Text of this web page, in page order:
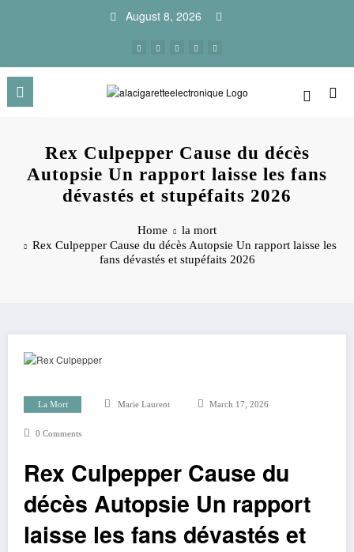
August 8, 2026
Rex Culpepper Cause du décès
Autopsie Un rapport laisse les fans
dévastés et stupéfaits 2026
Home
la mort
Rex Culpepper Cause du décès Autopsie Un rapport laisse les
fans dévastés et stupéfaits 2026
La Mort Marie Laurent March 17, 2026
0 Comments
Rex Culpepper Cause du
décès Autopsie Un rapport
laisse les fans dévastés et